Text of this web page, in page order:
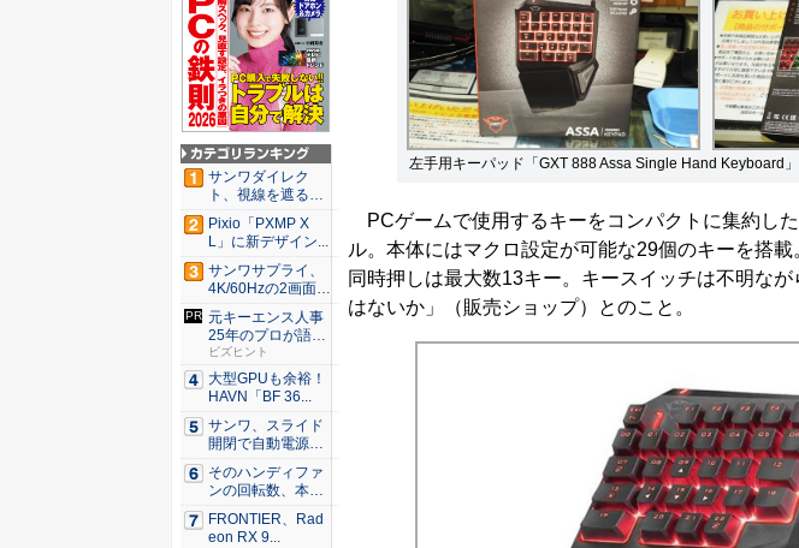
左手用キーパッド「GXT 888 Assa Single Hand Keyboard」
PCゲームで使用するキーをコンパクトに集約し
ル。本体にはマクロ設定が可能な29個のキーを搭載
同時押しは最大数13キー。キースイッチは不明な
はないか」（販売ショップ）とのこと。
サンワダイレク
ト、視線を遮るフ
ェルト製デ...
Pixio「PXMP X
L」に新デザイン...
サンワサプライ、
4K/60Hzの2画面
出...
元キーエンス人事
25年のプロが語る
人事評...
ビズヒント
大型GPUも余裕！
HAVN「BF 36...
サンワ、スライド
開閉で自動電源O
N/OF...
そのハンディファ
ンの回転数、本
当？ 20...
FRONTIER、Rad
eon RX 9...